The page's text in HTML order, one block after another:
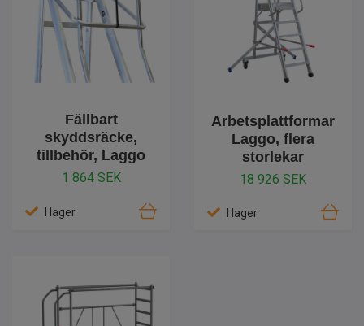
Fällbart
skyddsräcke,
tillbehör, Laggo
1 864 SEK
I lager
Arbetsplattformar
Laggo, flera
storlekar
18 926 SEK
I lager